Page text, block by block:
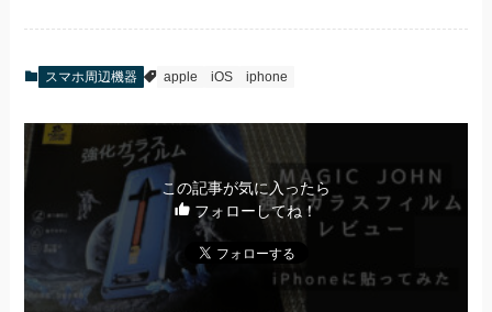
スマホ周辺機器 apple iOS iphone
この記事が気に入ったら
フォローしてね！